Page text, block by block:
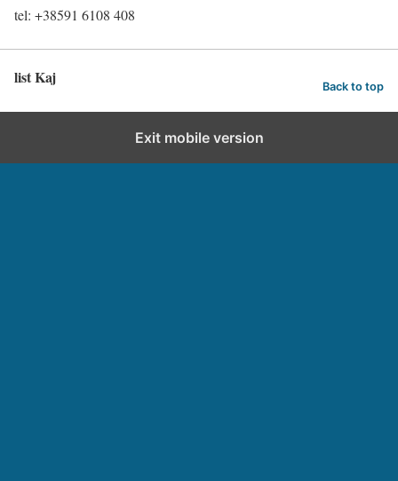
tel: +38591 6108 408
list Kaj Back to top
Exit mobile version